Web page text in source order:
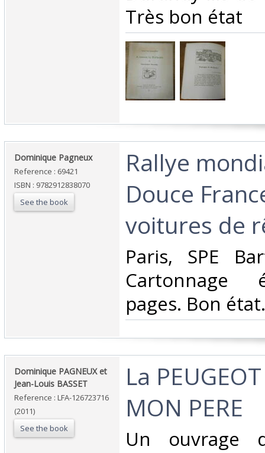
Très bon état‎
‎Dominique Pagneux‎
Reference : 69421
ISBN : 9782912838070
See the book
‎Rallye
Douce
voitures de
‎Paris, SPE
Cartonnage
pages. Bon
‎Dominique PAGNEUX et
Jean-Louis BASSET‎
Reference : LFA-126723716
(2011)
See the book
‎La
MON PERE‎
‎Un ouvrage